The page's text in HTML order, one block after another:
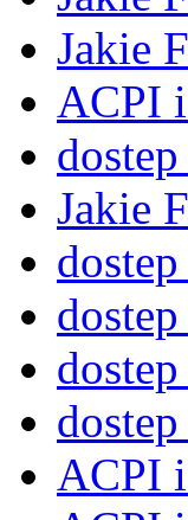
Jakie
ACPI
Jakie
ACPI